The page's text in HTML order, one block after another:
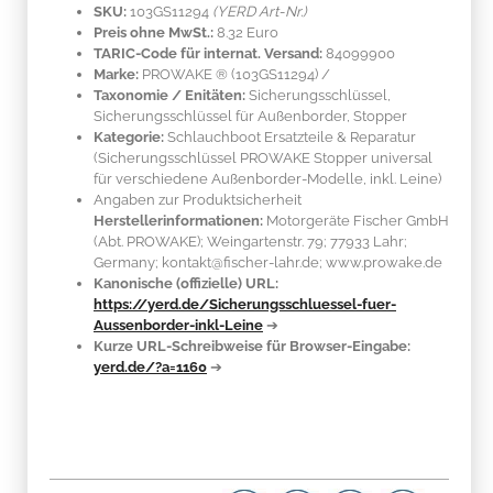
SKU: 103GS11294 (YERD Art-Nr.)
Preis ohne MwSt.: 8.32 Euro
TARIC-Code für internat. Versand: 84099900
Marke: PROWAKE ® (103GS11294) /
Taxonomie / Enitäten: Sicherungsschlüssel,
Sicherungsschlüssel für Außenborder, Stopper
Kategorie: Schlauchboot Ersatzteile & Reparatur
(Sicherungsschlüssel PROWAKE Stopper universal
für verschiedene Außenborder-Modelle, inkl. Leine)
Angaben zur Produktsicherheit
Herstellerinformationen: Motorgeräte Fischer GmbH
(Abt. PROWAKE); Weingartenstr. 79; 77933 Lahr;
Germany; kontakt@fischer-lahr.de; www.prowake.de
Kanonische (offizielle) URL:
https://yerd.de/Sicherungsschluessel-fuer-
Aussenborder-inkl-Leine ➔
Kurze URL-Schreibweise für Browser-Eingabe:
yerd.de/?a=1160 ➔